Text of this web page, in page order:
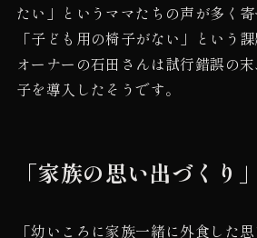
たい」というママたちの声が多く
「子ども用の椅子がない」という
オーナーの石田さんは試行錯誤の
子を導入したそうです。
「家族の思い出づくり
「幼いころに家族一緒に外食した